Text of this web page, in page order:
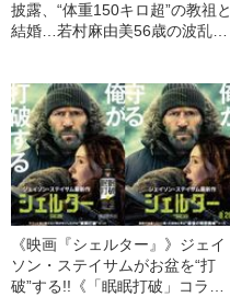
披露、“体重150キロ超”の教祖と
結婚…若村麻由美56歳の波乱万
《映画『シェルター』》ジェイ
ソン・ステイサムがお盆を“打
破”する!!《「眠眠打破」コラ